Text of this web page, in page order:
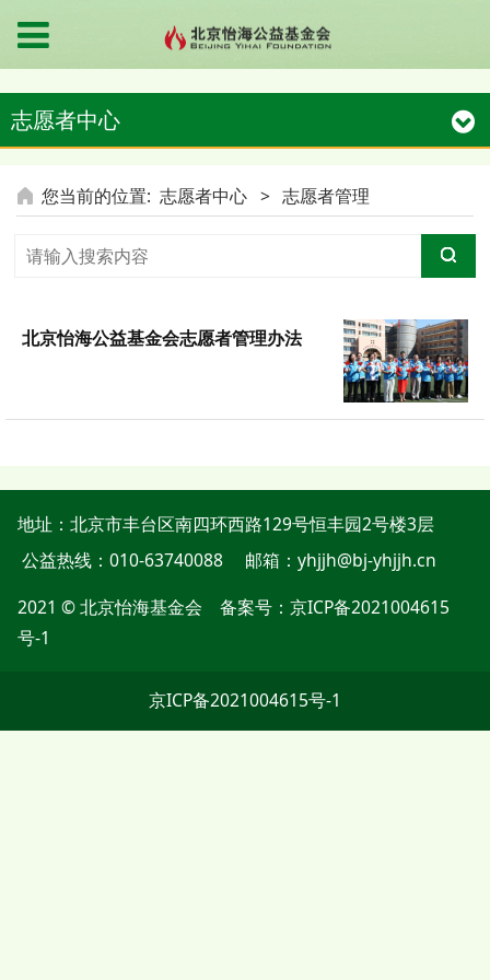
志愿者中心
您当前的位置: 志愿者中心 > 志愿者管理
北京怡海公益基金会志愿者管理办法
地址： 北京市丰台区南四环西路129号恒丰园2号楼3层
公益热线：010-63740088 邮箱：yhjjh@bj-yhjjh.cn
2021 © 北京怡海基金会 备案号： 京ICP备2021004615
号-1
京ICP备2021004615号-1